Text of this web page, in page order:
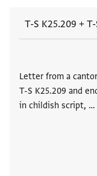
T-
+
T-S K25.209
Letter from a
T-S K25.209 and
in childish script, …